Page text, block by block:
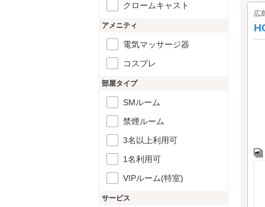
広
クロームキャスト
アメニティ
電気マッサージ器
コスプレ
部屋タイプ
SMルーム
禁煙ルーム
3名以上利用可
1名利用可
VIPルーム(特室)
サービス